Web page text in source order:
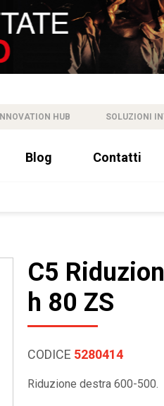
INNOVATION HUB SOLUZIONI
Blog Contatti
C5
h 80 ZS
CODICE 5280414
Riduzione destra 600-500.